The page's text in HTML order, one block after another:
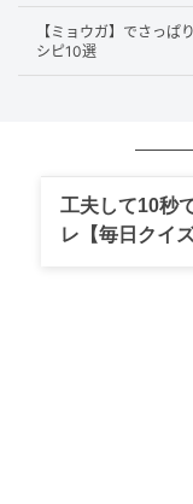
・4位 検討中 14%
【ミョウガ】でさっぱ
シピ10選
工夫して10秒
レ【毎日クイズ